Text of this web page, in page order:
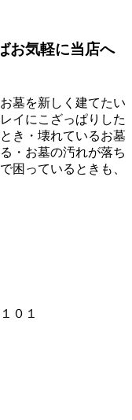
お気軽に当店へ
墓を新しく建てたい
イにこざっぱりした
き・壊れているお墓
・お墓の汚れが落ち
困っているときも、
０１
）